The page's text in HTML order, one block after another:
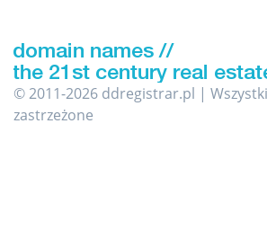
© 2011-2026 ddregistrar.pl |
zastrzeżone